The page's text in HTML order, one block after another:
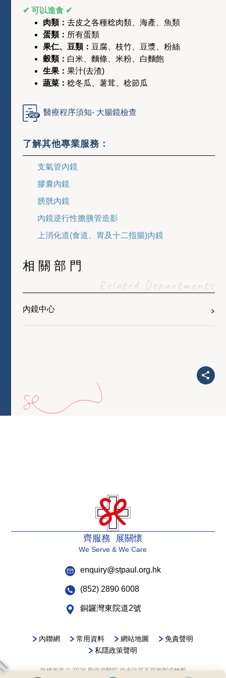
✔ 可以進食 ✔
肉類： 去皮之各種稔肉類、 海產
魚類
蛋類： 所有蛋類
果仁、 豆類： 豆腐、 枝竹、 豆漿
粉絲
穀類： 白米、 麵條 米粉、 白麵飽
生果： 果汁(去渣)
蔬菜： 稔冬瓜 薯茸、 稔節瓜
醫療程序須知- 大腸鏡檢查
了解其他專業服務：
支氣管內鏡
膠囊內鏡
膀胱內鏡
內鏡逆行性膽胰管造影
上消化道(食道、胃及十二指腸)內鏡
相關部門
Related Departments
內鏡中心
齊服務 展關懷
We Serve & We Care
enquiry@stpaul.org.hk
(852) 2890 6008
銅鑼灣東院道2號
內聯網 常用資料 網站地圖
免責聲明
私隱政策聲明
版權所有 © 2026 聖保祿醫院 從未許可不得複製或轉載